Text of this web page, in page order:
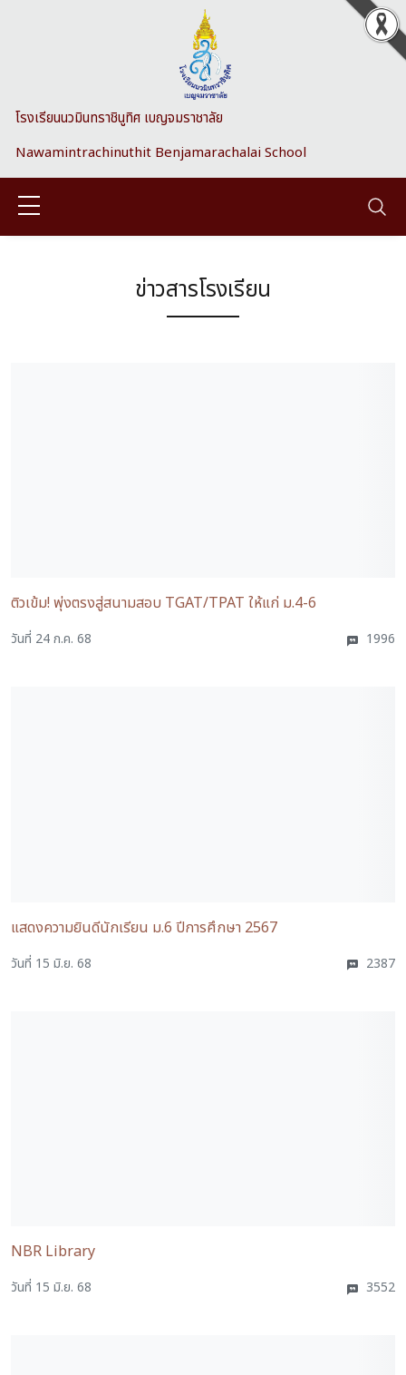
โรงเรียนนวมินทราชินูทิศ เบญจมราชาลัย
Nawamintrachinuthit Benjamarachalai School
ข่าวสารโรงเรียน
ติวเข้ม! พุ่งตรงสู่สนามสอบ TGAT/TPAT ให้แก่ ม.4-6
วันที่ 24 ก.ค. 68 1996
แสดงความยินดีนักเรียน ม.6 ปีการศึกษา 2567
วันที่ 15 มิ.ย. 68 2387
NBR Library
วันที่ 15 มิ.ย. 68 3552